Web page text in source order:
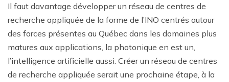
Il faut davantage développer un réseau de centres de
recherche appliquée de la forme de l’INO centrés autour
des forces présentes au Québec dans les domaines plus
matures aux applications, la photonique en est un,
l’intelligence artificielle aussi. Créer un réseau de centres
de recherche appliquée serait une prochaine étape, à la